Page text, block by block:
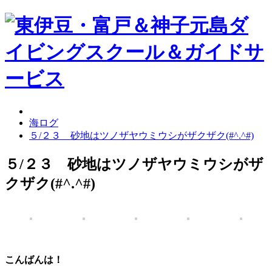
海ログ
５/２３ 砂地はツノザヤウミウシがザクザク(#^.^#)
５/２３ 砂地はツノザヤウミウシがザ
クザク(#^.^#)
こんばんは！